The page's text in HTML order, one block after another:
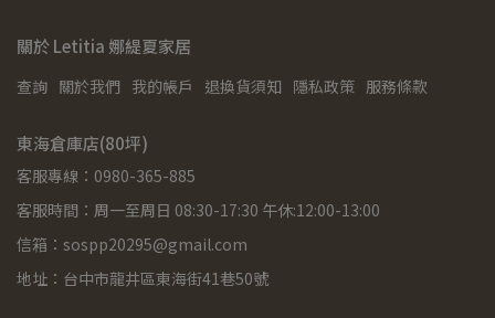
關於 Letitia 娜緹夏家居
查詢 關於我們 我的帳戶 退換貨須知 隱私政策 服務條款
東海倉庫店(80坪)
客服專線：0980-365-885
客服時間：周一至周日 08:30-17:30 午休:12:00-13:00
信箱：sospp20295@gmail.com
地址：台中市龍井區東海街41巷50號